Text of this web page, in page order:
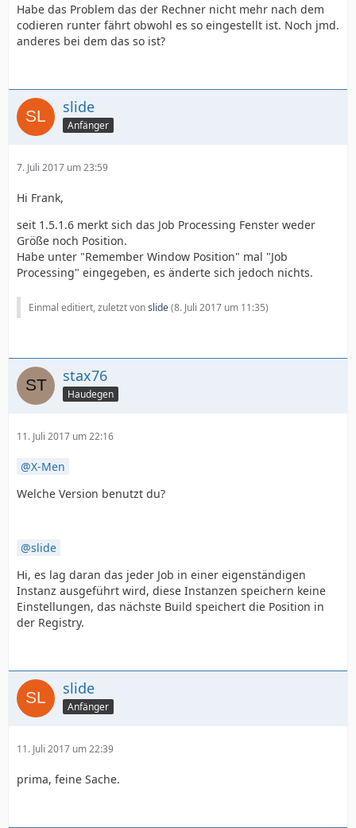
Habe das Problem das der Rechner nicht mehr nach dem
codieren runter fährt obwohl es so eingestellt ist. Noch jmd.
anderes bei dem das so ist?
slide
Anfänger
7. Juli 2017 um 23:59
Hi Frank,
seit 1.5.1.6 merkt sich das Job Processing Fenster weder
Größe noch Position.
Habe unter "Remember Window Position" mal "Job
Processing" eingegeben, es änderte sich jedoch nichts.
Einmal editiert, zuletzt vonslide(8. Juli 2017 um 11:35)
stax76
Haudegen
11. Juli 2017 um 22:16
X-Men
Welche Version benutzt du?
slide
Hi, es lag daran das jeder Job in einer eigenständigen
Instanz ausgeführt wird, diese Instanzen speichern keine
Einstellungen, das nächste Build speichert die Position in
der Registry.
slide
Anfänger
11. Juli 2017 um 22:39
prima, feine Sache.